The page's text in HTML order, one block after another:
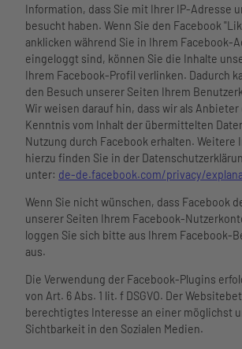
Information, dass Sie mit Ihrer IP-Adresse
besucht haben. Wenn Sie den Facebook
anklicken während Sie in Ihrem Facebook-
eingeloggt sind, können Sie die Inhalte
Ihrem Facebook-Profil verlinken. Dadurch
den Besuch unserer Seiten Ihrem
Wir weisen darauf hin, dass wir als
Kenntnis vom Inhalt der übermittelten
Nutzung durch Facebook erhalten. Weitere
hierzu finden Sie in der
unter: de-de.facebook.com/privacy/
Wenn Sie nicht wünschen, dass Facebook
unserer Seiten Ihrem Facebook-
loggen Sie sich bitte aus Ihrem Facebook-
aus.
Die Verwendung der Facebook-Plugins
von Art. 6 Abs. 1 lit. f DSGVO. Der
berechtigtes Interesse an einer möglichst
Sichtbarkeit in den Sozialen Medien.